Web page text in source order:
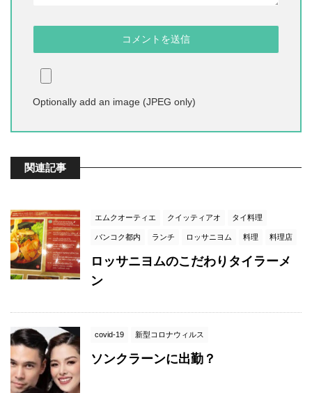
Optionally add an image (JPEG only)
関連記事
エムクオーティエ クイッティアオ タイ料理
バンコク都内 ランチ ロッサニヨム 料理 料理店
ロッサニヨムのこだわりタイラーメ
ン
covid-19 新型コロナウィルス
ソンクラーンに出勤？